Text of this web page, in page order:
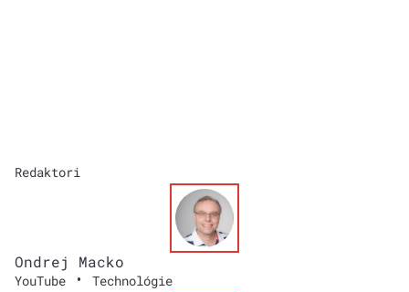
Redaktori
Ondrej Macko
YouTube • Technológie